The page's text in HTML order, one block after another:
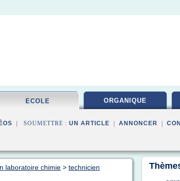
ECOLE ORGANIQUE
| SOUMETTRE : UN ARTICLE ANNONCER
laboratoire chimie > technicien